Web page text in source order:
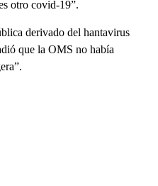
otro covid-19”.
derivado del hantavirus
que la OMS no había